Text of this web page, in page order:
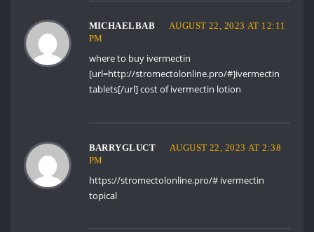
MICHAELBAB
AUGUST 22, 2023 AT 12:11
PM
where to buy ivermectin
[url=http://stromectolonline.pro/#]ivermectin
tablets[/url] cost of ivermectin lotion
BARRYGLUCT
AUGUST 22, 2023 AT 2:38
PM
https://stromectolonline.pro/#ivermectin
topical